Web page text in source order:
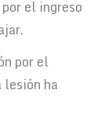
el ingreso
por el
ha